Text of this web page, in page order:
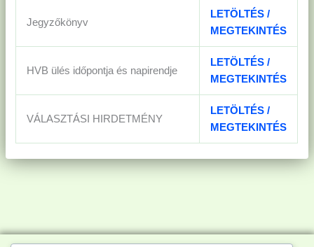
Jegyzőkönyv
LETÖLTÉS /
MEGTEKINTÉS
HVB ülés időpontja és napirendje
LETÖLTÉS /
MEGTEKINTÉS
VÁLASZTÁSI HIRDETMÉNY
LETÖLTÉS /
MEGTEKINTÉS